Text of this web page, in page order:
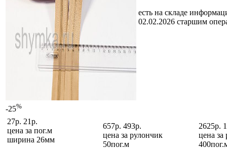
-25%
есть на складе
02.02.2026 старшим
27р. 21р.
цена за пог.м
ширина 26мм
657р. 493р.
цена за рулончик
50пог.м
2625р.
цена за